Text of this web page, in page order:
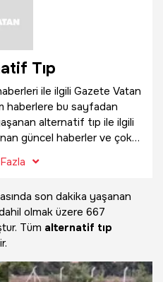
Tıp
ile ilgili Gazete Vatan
haberlere bu sayfadan
alternatif tıp ile ilgili
güncel haberler ve çok
son dakika yaşanan
olmak üzere 667
Tüm alternatif tıp